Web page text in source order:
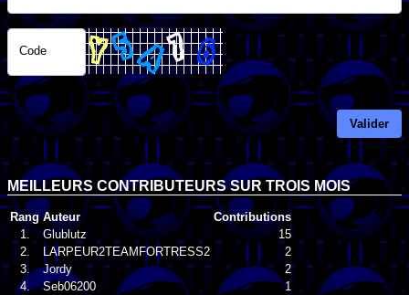
Code
Valider
MEILLEURS CONTRIBUTEURS SUR TROIS MOIS
Rang Auteur
Contributions
1.
Glublutz
15
2.
LARPEUR2TEAMFORTRESS2
2
3.
Jordy
2
4.
Seb06200
1